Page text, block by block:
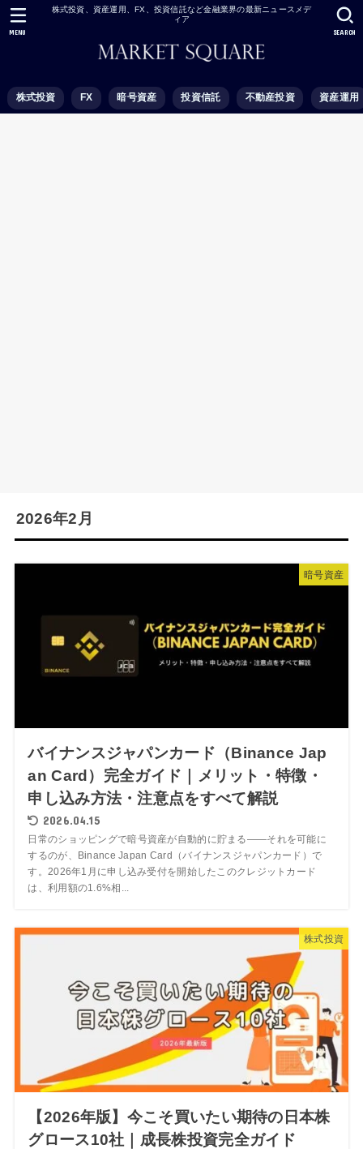
株式投資、資産運用、FX、投資信託など金融業界の最新ニュースメデ
ィア
株式投資 FX 暗号資産 投資信託 不動産投資 資産運用
SEARCH
MENU
2026年2月
暗号資産
バイナンスジャパンカード（Binance Jap
an Card）完全ガイド｜メリット・特徴・
申し込み方法・注意点をすべて解説
2026.04.15
日常のショッピングで暗号資産が自動的に貯まる——それを可能に
するのが、Binance Japan Card（バイナンスジャパンカード）で
す。2026年1月に申し込み受付を開始したこのクレジットカード
は、利用額の1.6%相...
株式投資
【2026年版】今こそ買いたい期待の日本株
グロース10社｜成長株投資完全ガイド